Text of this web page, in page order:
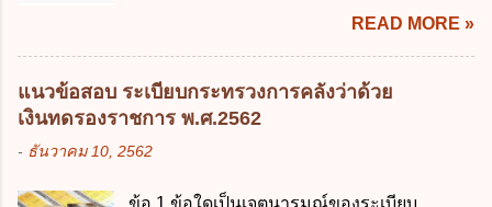
พัฒนารัฐบาลดิจิทัลโดยตำแหน่ง ม...
กฎหมายแพ่งและพาณิชย์ 2.4 บุคคลที่เด็ก
อยู่ด้วยเป็นประจำหรือที่เด็กอยู่รับใช้การงาน
3. ผู้ปกครองดังกล่าว มีหน้าที่ ส่งเด็กเข้าเรียน
ในสถานศึกษาในวันแรกของการเปิดเรียนภาค
การเปิดเรียนภาคต้น ถ้าสถานศึกษายังมิไ...
ข. พระราชกำหนด ค. พระราชกฤษฎีกา ง. กฎ
กระทรวง ข้อ 2 กฎหมายตามข้อ 1 กำหนด
หน่วยงานและกิจการใดที่ผู้ควบคุมข้อมูลส่วน
รัฐทุกแห่ง ข. กิจการด้านการศึกษา ค. กิจการ
READ MORE »
แนวข้อสอบ ระเบียบกระทรวงการคลังว่าด้วย
เงินทดรองราชการ พ.ศ.2562
- ธันวาคม 10, 2562
ข้อ 1 ข้อใดเป็นเจตนารมณ์ของระเบียบ